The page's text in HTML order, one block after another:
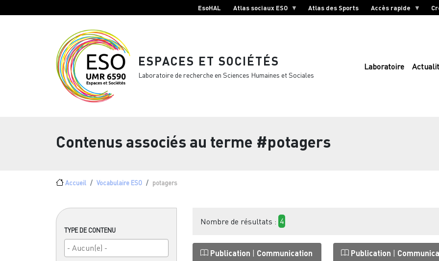
EsoHAL Atlas sociaux ESO Atlas des Sports Accès rapide
ESPACES ET SOCIÉTÉS
Laboratoire de recherche en Sciences Humaines et Sociales
Laboratoire
Contenus associés au terme #potagers
Fil d'Ariane
Accueil Vocabulaire ESO potagers
TYPE DE CONTENU
Nombre de résultats : 4
Publication | Communication Publication |